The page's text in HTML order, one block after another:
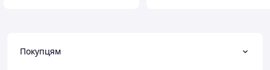
Покупцям